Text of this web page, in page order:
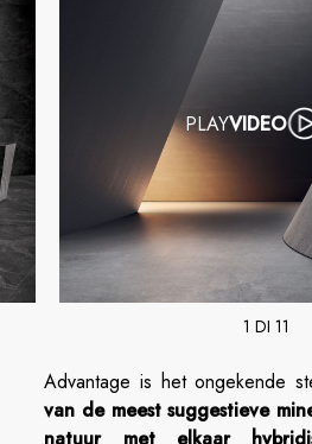
PLAYVIDEO
1 DI 11
Advantage is het ongekende
van de meest suggestieve